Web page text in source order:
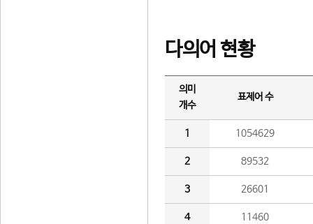
다의어 현황
의미
개수
표제어 수
1 1054629
2 89532
3 26601
4 11460